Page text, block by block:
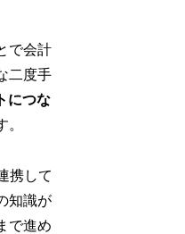
で会計
二度手
につな
。
携して
知識が
で進め